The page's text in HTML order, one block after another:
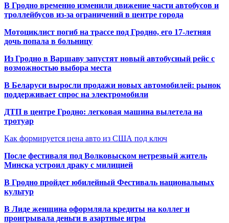
В Гродно временно изменили движение части автобусов и
троллейбусов из-за ограничений в центре города
Мотоциклист погиб на трассе под Гродно, его 17-летняя
дочь попала в больницу
Из Гродно в Варшаву запустят новый автобусный рейс с
возможностью выбора места
В Беларуси выросли продажи новых автомобилей: рынок
поддерживает спрос на электромобили
ДТП в центре Гродно: легковая машина вылетела на
тротуар
Как формируется цена авто из США под ключ
После фестиваля под Волковыском нетрезвый житель
Минска устроил драку с милицией
В Гродно пройдет юбилейный Фестиваль национальных
культур
В Лиде женщина оформляла кредиты на коллег и
проигрывала деньги в азартные игры